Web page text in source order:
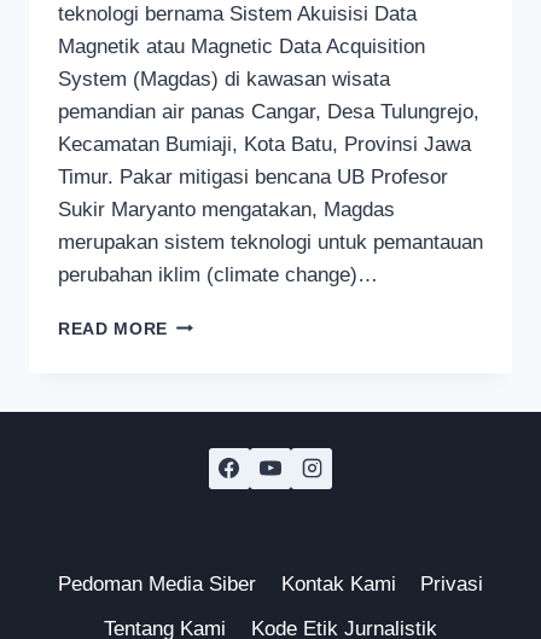
teknologi bernama Sistem Akuisisi Data
Magnetik atau Magnetic Data Acquisition
System (Magdas) di kawasan wisata
pemandian air panas Cangar, Desa Tulungrejo,
Kecamatan Bumiaji, Kota Batu, Provinsi Jawa
Timur. Pakar mitigasi bencana UB Profesor
Sukir Maryanto mengatakan, Magdas
merupakan sistem teknologi untuk pemantauan
perubahan iklim (climate change)…
READ MORE UNIVERSITAS
PEMANTAU
PERUBAHAN
BENCANA
Pedoman Media Siber Kontak Kami
Privasi
Tentang Kami
Kode Etik Jurnalistik